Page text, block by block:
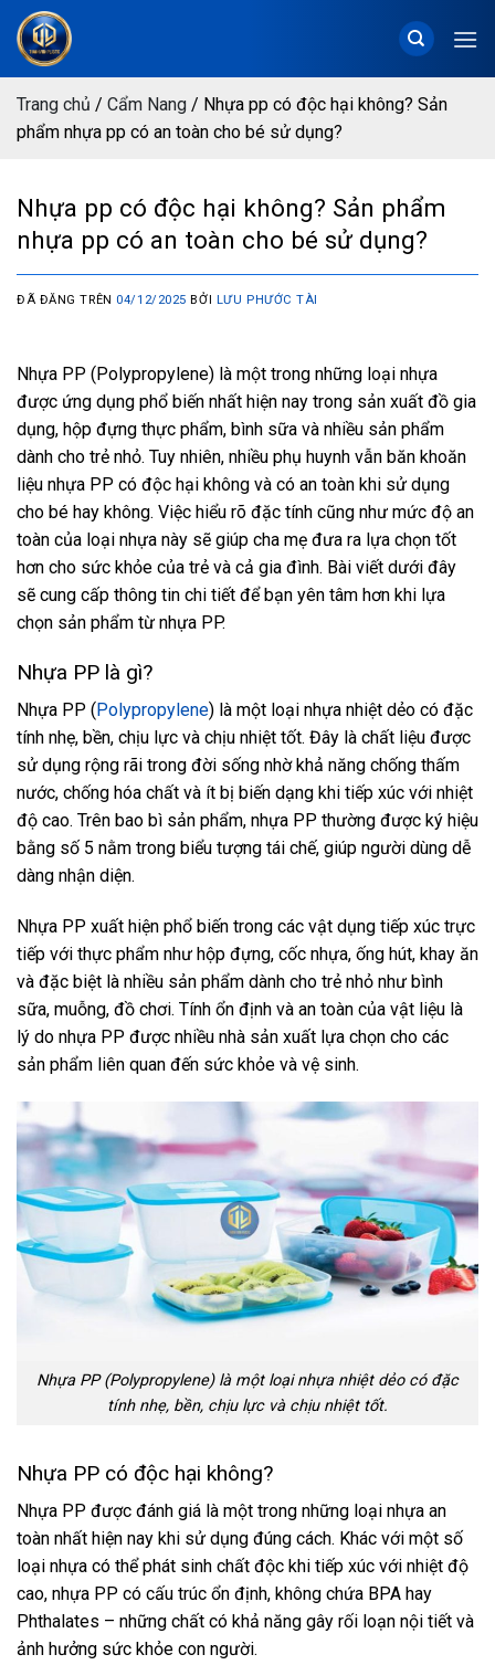
Chuyển
đến
dungTrang chủ / Cẩm Nang / Nhựa pp có độc hại không? Sản
phẩm nhựa pp có an toàn cho bé sử dụng?
Nhựa pp có độc hại không? Sản phẩm
nhựa pp có an toàn cho bé sử dụng?
ĐÃ ĐĂNG TRÊN 04/12/2025 BỞI LƯU PHƯỚC TÀI
Nhựa PP (Polypropylene) là một trong những loại nhựa
được ứng dụng phổ biến nhất hiện nay trong sản xuất đồ gia
dụng, hộp đựng thực phẩm, bình sữa và nhiều sản phẩm
dành cho trẻ nhỏ. Tuy nhiên, nhiều phụ huynh vẫn băn khoăn
liệu nhựa PP có độc hại không và có an toàn khi sử dụng
cho bé hay không. Việc hiểu rõ đặc tính cũng như mức độ an
toàn của loại nhựa này sẽ giúp cha mẹ đưa ra lựa chọn tốt
hơn cho sức khỏe của trẻ và cả gia đình. Bài viết dưới đây
sẽ cung cấp thông tin chi tiết để bạn yên tâm hơn khi lựa
chọn sản phẩm từ nhựa PP.
Nhựa PP là gì?
Nhựa PP ( Polypropylene) là một loại nhựa nhiệt dẻo có đặc
tính nhẹ, bền, chịu lực và chịu nhiệt tốt. Đây là chất liệu được
sử dụng rộng rãi trong đời sống nhờ khả năng chống thấm
nước, chống hóa chất và ít bị biến dạng khi tiếp xúc với nhiệt
độ cao. Trên bao bì sản phẩm, nhựa PP thường được ký hiệu
bằng số 5 nằm trong biểu tượng tái chế, giúp người dùng dễ
dàng nhận diện.
Nhựa PP xuất hiện phổ biến trong các vật dụng tiếp xúc trực
tiếp với thực phẩm như hộp đựng, cốc nhựa, ống hút, khay ăn
và đặc biệt là nhiều sản phẩm dành cho trẻ nhỏ như bình
sữa, muỗng, đồ chơi. Tính ổn định và an toàn của vật liệu là
lý do nhựa PP được nhiều nhà sản xuất lựa chọn cho các
sản phẩm liên quan đến sức khỏe và vệ sinh.
Nhựa PP (Polypropylene) là một loại nhựa nhiệt dẻo có đặc
tính nhẹ, bền, chịu lực và chịu nhiệt tốt.
Nhựa PP có độc hại không?
Nhựa PP được đánh giá là một trong những loại nhựa an
toàn nhất hiện nay khi sử dụng đúng cách. Khác với một số
loại nhựa có thể phát sinh chất độc khi tiếp xúc với nhiệt độ
cao, nhựa PP có cấu trúc ổn định, không chứa BPA hay
Phthalates – những chất có khả năng gây rối loạn nội tiết và
ảnh hưởng sức khỏe con người.